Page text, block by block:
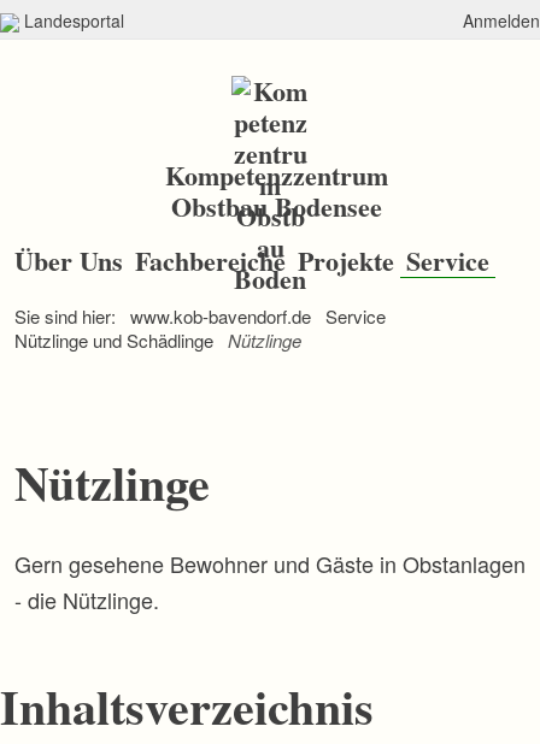
Landesportal Anmelden
Kompetenzzentrum
Obstbau Bodensee
a
v
g
a
b
e
p
r
i
n
Über Uns Fachbereiche Projekte Service
Sie sind hier: www.kob-bavendorf.de Service
Nützlinge und Schädlinge Nützlinge
Nützlinge
Gern gesehene Bewohner und Gäste in Obstanlagen
- die Nützlinge.
Inhaltsverzeichnis